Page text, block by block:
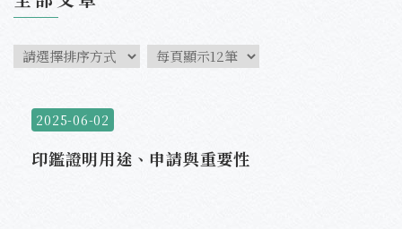
2025-06-02
印鑑證明用途、申請與重要性